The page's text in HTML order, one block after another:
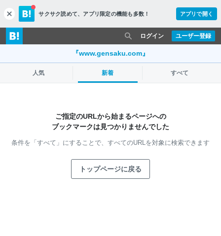
c
l
o
s
サクサク読めて、 アプリ限定の機能も多数！ アプリで開く
ユーザー登録
ログイン
『www.gensaku.com』
人気 新着 すべて
ご指定のURLから始まるページへの
ブックマークは見つかりませんでした
条件を「すべて」にすることで、 すべてのURLを対象に検索できます
トップページに戻る